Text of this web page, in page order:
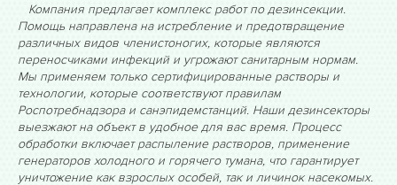
Компания предлагает комплекс работ по дезинсекции.
Помощь направлена на истребление и предотвращение
различных видов членистоногих, которые являются
переносчиками инфекций и угрожают санитарным нормам.
Мы применяем только сертифицированные растворы и
технологии, которые соответствуют правилам
Роспотребнадзора и санэпидемстанций. Наши дезинсекторы
выезжают на объект в удобное для вас время. Процесс
обработки включает распыление растворов, применение
генераторов холодного и горячего тумана, что гарантирует
уничтожение как взрослых особей, так и личинок насекомых.